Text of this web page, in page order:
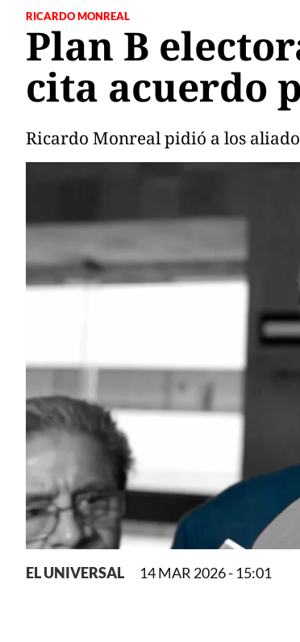
RICARDO MONREAL
Plan B
cita acuerdo
Ricardo Monreal pidió a los
EL UNIVERSAL 14 MAR 2026 - 15:01